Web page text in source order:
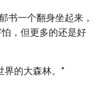
书一个翻身坐起来，
，但更多的还是好
界的大森林。”